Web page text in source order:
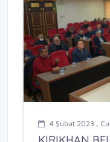
4 Şubat 2023 ,